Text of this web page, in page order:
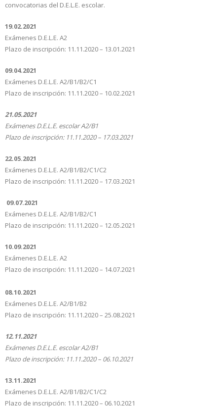
convocatorias del D.E.L.E. escolar.
19.02.2021
Exámenes D.E.L.E. A2
Plazo de inscripción: 11.11.2020 – 13.01.2021
09.04.2021
Exámenes D.E.L.E. A2/B1/B2/C1
Plazo de inscripción: 11.11.2020 – 10.02.2021
21.05.2021
Exámenes D.E.L.E. escolar A2/B1
Plazo de inscripción: 11.11.2020 – 17.03.2021
22.05.2021
Exámenes D.E.L.E. A2/B1/B2/C1/C2
Plazo de inscripción: 11.11.2020 – 17.03.2021
09.07.2021
Exámenes D.E.L.E. A2/B1/B2/C1
Plazo de inscripción: 11.11.2020 – 12.05.2021
10.09.2021
Exámenes D.E.L.E. A2
Plazo de inscripción: 11.11.2020 – 14.07.2021
08.10.2021
Exámenes D.E.L.E. A2/B1/B2
Plazo de inscripción: 11.11.2020 – 25.08.2021
12.11.2021
Exámenes D.E.L.E. escolar A2/B1
Plazo de inscripción: 11.11.2020 – 06.10.2021
13.11.2021
Exámenes D.E.L.E. A2/B1/B2/C1/C2
Plazo de inscripción: 11.11.2020 – 06.10.2021